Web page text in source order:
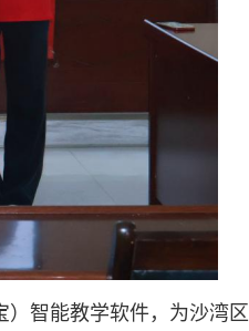
智能教学软件，为沙湾